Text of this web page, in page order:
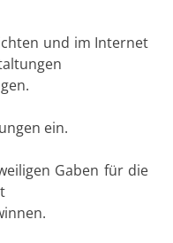
und im Internet
ein.
Gaben für die